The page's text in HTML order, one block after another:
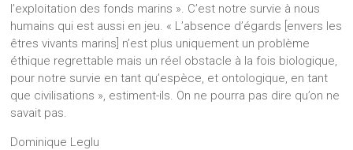
l’exploitation des fonds marins ». C’est notre survie à nous
humains qui est aussi en jeu. « L’absence d’égards [envers les
êtres vivants marins] n’est plus uniquement un problème
éthique regrettable mais un réel obstacle à la fois biologique,
pour notre survie en tant qu’espèce, et ontologique, en tant
que civilisations », estiment-ils. On ne pourra pas dire qu’on ne
savait pas.
Dominique Leglu